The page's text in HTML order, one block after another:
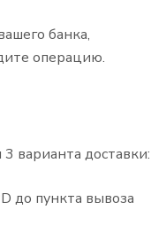
банка,
операцию.
варианта доставки:
до пункта вывоза